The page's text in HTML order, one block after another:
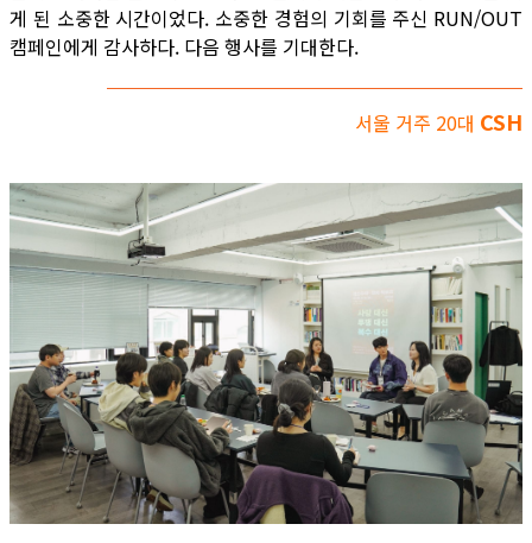
게 된 소중한 시간이었다. 소중한 경험의 기회를 주신 RUN/OUT
캠페인에게 감사하다. 다음 행사를 기대한다.
서울 거주 20대 CSH